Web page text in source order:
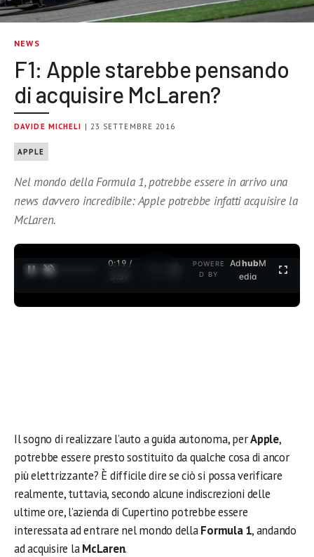
NEWS
F1: Apple starebbe pensando
di acquisire McLaren?
DAVIDE MICHELI | 23 SETTEMBRE 2016
APPLE
Nel mondo della Formula 1, potrebbe essere in arrivo una
news davvero incredibile: Apple potrebbe infatti acquisire la
McLaren.
0:19 /
3:37
POWERE
D BY
AdhubM
edia
Il sogno di realizzare l’auto a guida autonoma, perApple,
potrebbe essere presto sostituito da qualche cosa di ancor
più elettrizzante? È difficile dire se ciò si possa verificare
realmente, tuttavia, secondo alcune indiscrezioni delle
ultime ore, l’azienda di Cupertino potrebbe essere
interessata ad entrare nel mondo dellaFormula 1, andando
ad acquisire laMcLaren.